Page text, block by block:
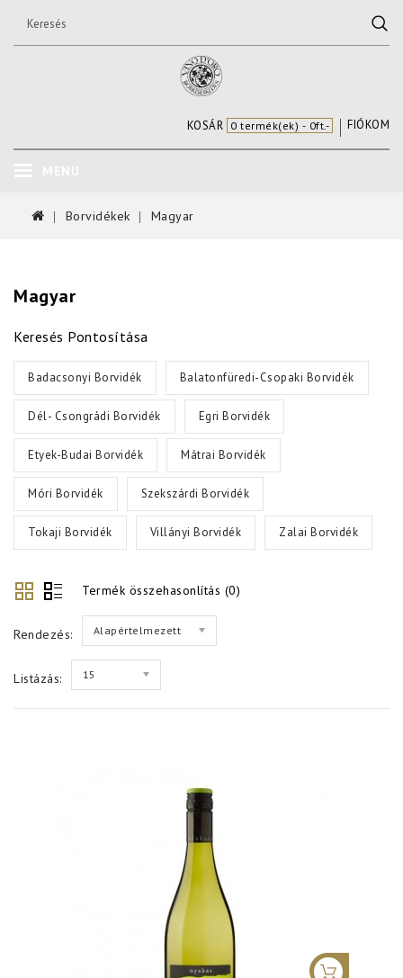
FIÓKOM
KOSÁR 0 termék(ek) - 0ft.-
Borvidékek Magyar
Magyar
Keresés Pontosítása
Badacsonyi Borvidék Balatonfüredi-Csopaki Borvidék
Dél- Csongrádi Borvidék Egri Borvidék
Etyek-Budai Borvidék Mátrai Borvidék
Móri Borvidék Szekszárdi Borvidék
Tokaji Borvidék Villányi Borvidék Zalai Borvidék
Termék összehasonlítás (0)
Rendezés: Alapértelmezett
Listázás: 15